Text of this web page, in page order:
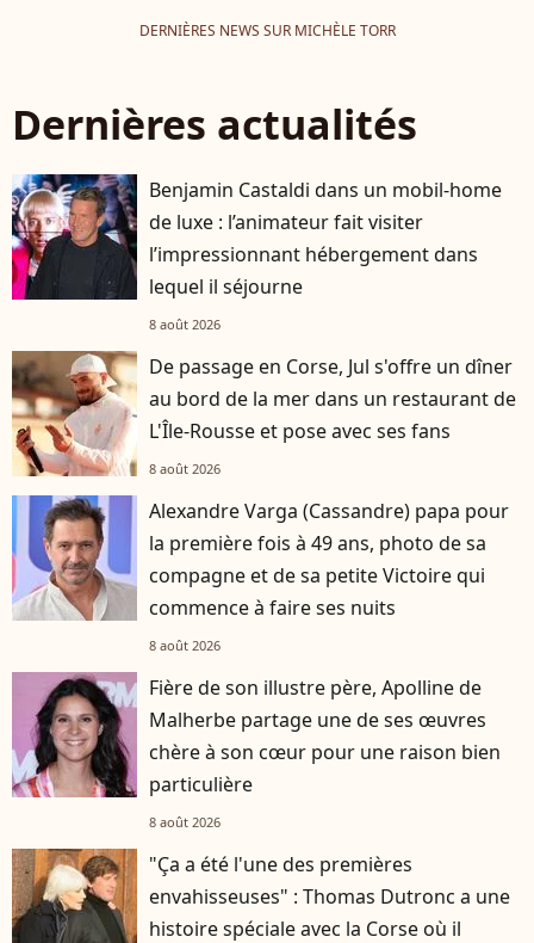
DERNIÈRES NEWS SUR MICHÈLE TORR
Dernières actualités
Benjamin Castaldi dans un mobil-home
de luxe : l’animateur fait visiter
l’impressionnant hébergement dans
lequel il séjourne
8 août 2026
De passage en Corse, Jul s'offre un dîner
au bord de la mer dans un restaurant de
L'Île-Rousse et pose avec ses fans
8 août 2026
Alexandre Varga (Cassandre) papa pour
la première fois à 49 ans, photo de sa
compagne et de sa petite Victoire qui
commence à faire ses nuits
8 août 2026
Fière de son illustre père, Apolline de
Malherbe partage une de ses œuvres
chère à son cœur pour une raison bien
particulière
8 août 2026
"Ça a été l'une des premières
envahisseuses" : Thomas Dutronc a une
histoire spéciale avec la Corse où il